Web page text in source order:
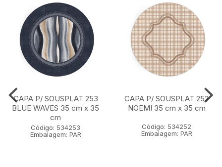
CAPA P/ SOUSPLAT 253
BLUE WAVES 35 cm x 35
cm
Código: 534253
Embalagem: PAR
CAPA P/ SOUSPLAT 252
NOEMI 35 cm x 35 cm
Código: 534252
Embalagem: PAR